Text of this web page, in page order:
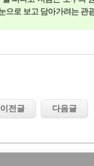
로 보고 담아가려는 관